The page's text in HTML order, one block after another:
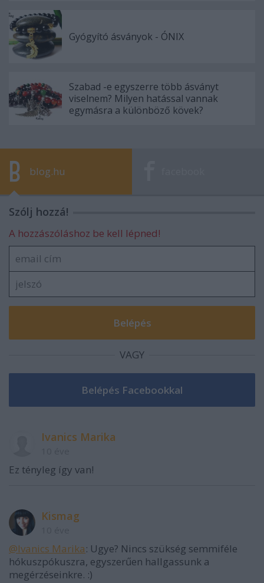
Gyógyító ásványok - ÓNIX
Szabad -e egyszerre több ásványt
viselnem? Milyen hatással vannak
egymásra a különböző kövek?
blog.hu
Szólj hozzá!
A hozzászóláshoz be kell lépned!
VAGY
Ivanics Marika
Ez tényleg így van!
Kismag
@Ivanics Marika: Ugye? Nincs szükség semmiféle
hókuszpókuszra, egyszerűen hallgassunk a
megérzéseinkre. :)